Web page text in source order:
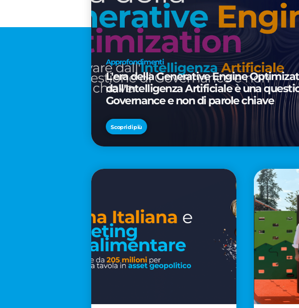
Approfondimenti
L'era della Generative Engine
dall'Intelligenza Artificiale è una
Governance e non di parole chiave
Scopri di più